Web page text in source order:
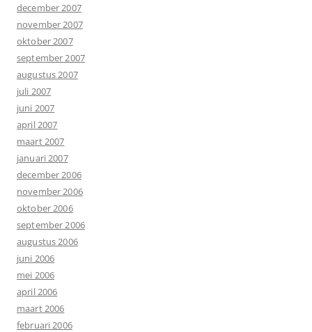
december 2007
november 2007
oktober 2007
september 2007
augustus 2007
juli 2007
juni 2007
april 2007
maart 2007
januari 2007
december 2006
november 2006
oktober 2006
september 2006
augustus 2006
juni 2006
mei 2006
april 2006
maart 2006
februari 2006